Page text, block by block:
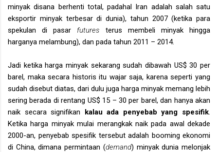
minyak disana berhenti total, padahal Iran adalah salah satu
eksportir minyak terbesar di dunia), tahun 2007 (ketika para
spekulan di pasar futures terus membeli minyak hingga
harganya melambung), dan pada tahun 2011 – 2014.
Jadi ketika harga minyak sekarang sudah dibawah US$ 30 per
barel, maka secara historis itu wajar saja, karena seperti yang
sudah disebut diatas, dari dulu juga harga minyak memang lebih
sering berada di rentang US$ 15 – 30 per barel, dan hanya akan
naik secara signifikan kalau ada penyebab yang spesifik
Ketika harga minyak mulai merangkak naik pada awal dekade
2000-an, penyebab spesifik tersebut adalah booming ekonomi
di China, dimana permintaan (demand) minyak dunia melonjak